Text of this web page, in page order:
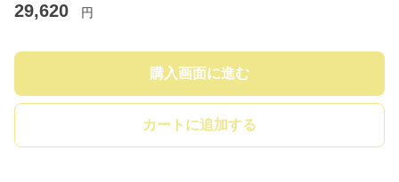
29,620 円
購入画面に進む
カートに追加する